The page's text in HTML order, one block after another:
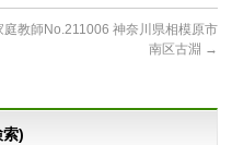
庭教師No.211006 神奈川県相模原市
南区古淵 →
)